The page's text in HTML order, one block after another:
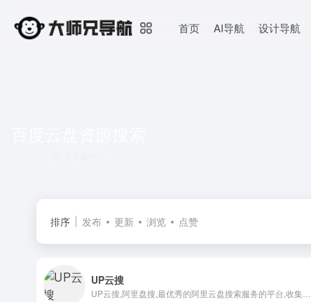
首页 AI导航 设计导航
排序 发布 更新 浏览 点赞
UP云搜